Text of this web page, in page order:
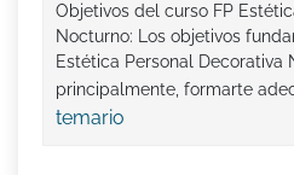
Objetivos del curso FP
Nocturno: Los objetivos
Estética Personal Decorativa
principalmente, formarte
temario